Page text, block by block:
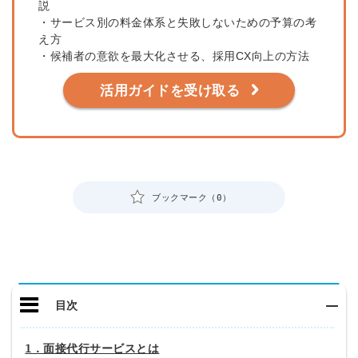
説
・サービス別の料金体系と失敗しないための予算の考
え方
・候補者の意欲を最大化させる、採用CX向上の方法
活用ガイドを受け取る
ブックマーク（0）
目次
1．面接代行サービスとは